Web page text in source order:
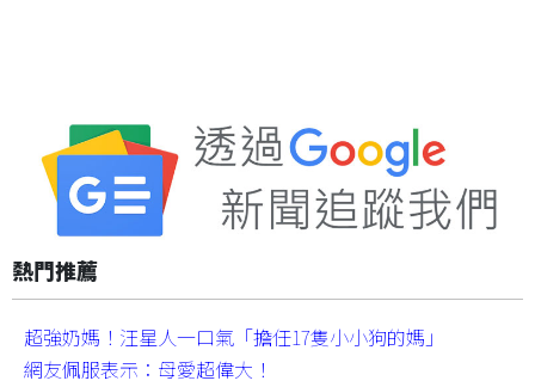
熱門推薦
超強奶媽！汪星人一口氣「擔任17隻小小狗的媽」
網友佩服表示：母愛超偉大！